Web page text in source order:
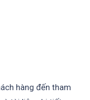
hàng đến tham